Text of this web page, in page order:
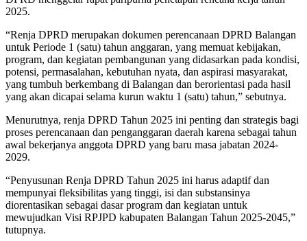
2025.
“Renja DPRD merupakan dokumen perencanaan DPRD Balangan
untuk Periode 1 (satu) tahun anggaran, yang memuat kebijakan,
program, dan kegiatan pembangunan yang didasarkan pada kondisi,
potensi, permasalahan, kebutuhan nyata, dan aspirasi masyarakat,
yang tumbuh berkembang di Balangan dan berorientasi pada hasil
yang akan dicapai selama kurun waktu 1 (satu) tahun,” sebutnya.
Menurutnya, renja DPRD Tahun 2025 ini penting dan strategis bagi
proses perencanaan dan penganggaran daerah karena sebagai tahun
awal bekerjanya anggota DPRD yang baru masa jabatan 2024-
2029.
“Penyusunan Renja DPRD Tahun 2025 ini harus adaptif dan
mempunyai fleksibilitas yang tinggi, isi dan substansinya
diorentasikan sebagai dasar program dan kegiatan untuk
mewujudkan Visi RPJPD kabupaten Balangan Tahun 2025-2045,”
tutupnya.